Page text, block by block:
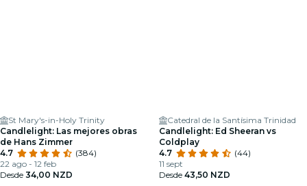
St Mary's-in-Holy Trinity
Candlelight: Las mejores obras
de Hans Zimmer
4.7
(384)
22 ago - 12 feb
Desde 34,00 NZD
Catedral de la Santísima Trinidad
Candlelight: Ed Sheeran vs
Coldplay
4.7
(44)
11 sept
Desde 43,50 NZD